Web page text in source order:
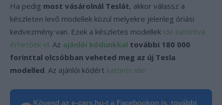
Ha pedig most vásárolnál Teslát, akkor válassz a
készleten levő modellek közül melyekre jelenleg óriási
kedvezmény van. Ezek a készletes modellek ide kattintva
érhetőek el. Az ajánlói kódunkkal további 180 000
forinttal olcsóbban veheted meg az új Tesla
modelled. Az ajánlói kódért kattints ide!
Kövesd az e-cars.hu-t a Facebookon is, további